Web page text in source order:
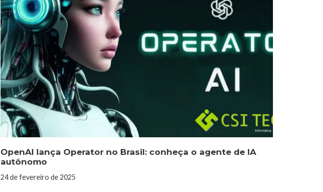
OpenAI lança Operator no Brasil: conheça o agente de IA
autônomo
24 de fevereiro de 2025